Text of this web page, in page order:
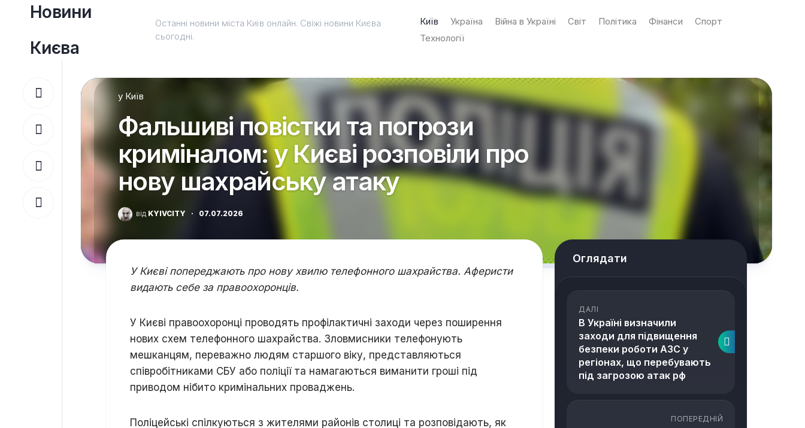
ПерейтиНовини
Києва
Останні новини міста Київ онлайн. Свіжі новини Києва
сьогодні.
Київ Україна Війна в Україні Світ Політика Фінанси
Спорт
Технології
у Київ
Фальшиві повістки та погрози
криміналом: у Києві розповіли про
нову шахрайську атаку
від KYIVCITY · 07.07.2026
У Києві попереджають про нову хвилю телефонного шахрайства. Аферисти
видають себе за правоохоронців.
У Києві правоохоронці проводять профілактичні заходи через поширення
нових схем телефонного шахрайства. Зловмисники телефонують
мешканцям, переважно людям старшого віку, представляються
співробітниками СБУ або поліції та намагаються виманити гроші під
приводом нібито кримінальних проваджень.
Поліцейські спілкуються з жителями районів столиці та розповідають, як
Оглядати
ДАЛІ
В Україні визначили
заходи для підвищення
безпеки роботи АЗС у
регіонах, що перебувають
під загрозою атак рф
ПОПЕРЕДНІЙ